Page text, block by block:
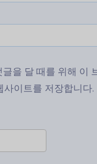
글을 달 때를 위해 이
사이트를 저장합니다.